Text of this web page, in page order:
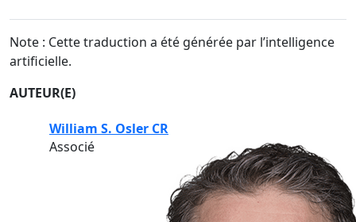
Note : Cette traduction a été générée par l’intelligence
artificielle.
AUTEUR(E)
William S. Osler CR
Associé